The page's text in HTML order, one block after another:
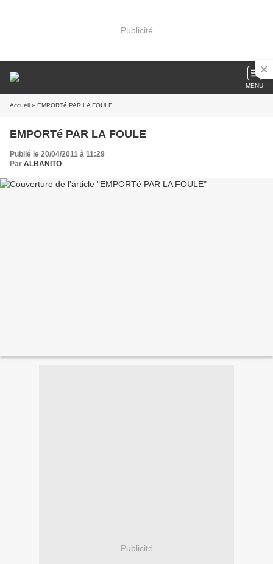
Publicité
MENU
Accueil » EMPORTé PAR LA FOULE
EMPORTé PAR LA FOULE
Publié le 20/04/2011 à 11:29
Par ALBANITO
Publicité